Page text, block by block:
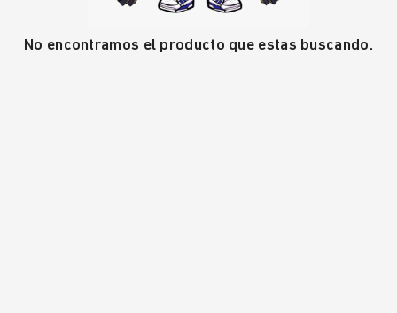
No encontramos el producto que estas buscando.